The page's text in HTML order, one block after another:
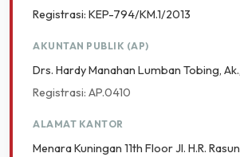
Registrasi: KEP-794/KM.1/2013
AKUNTAN PUBLIK (AP)
Drs. Hardy Manahan Lumban Tobing,
Registrasi: AP.0410
ALAMAT KANTOR
Menara Kuningan 11th Floor Jl. H.R.